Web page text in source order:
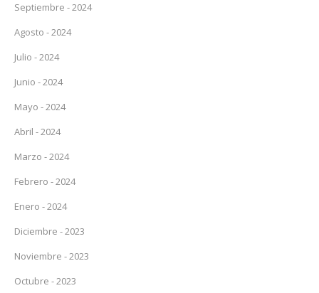
Septiembre - 2024
Agosto - 2024
Julio - 2024
Junio - 2024
Mayo - 2024
Abril - 2024
Marzo - 2024
Febrero - 2024
Enero - 2024
Diciembre - 2023
Noviembre - 2023
Octubre - 2023